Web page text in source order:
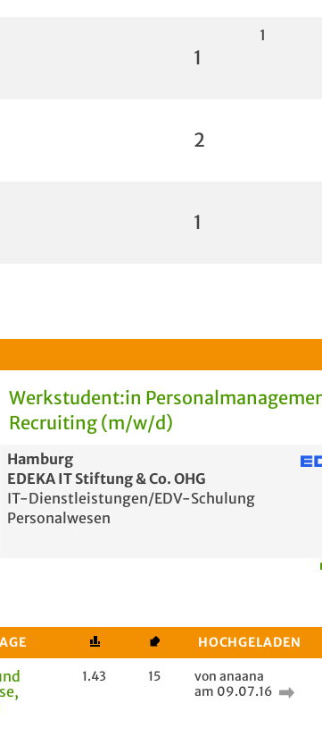
1
1
2
1
Werkstudent:in
Recruiting (m/w/d)
Hamburg
EDEKA IT Stiftung & Co. OHG
IT-Dienstleistungen/EDV-Schulung
Personalwesen
HOCHGELADEN
1.43 15
von anaana
am 09.07.16